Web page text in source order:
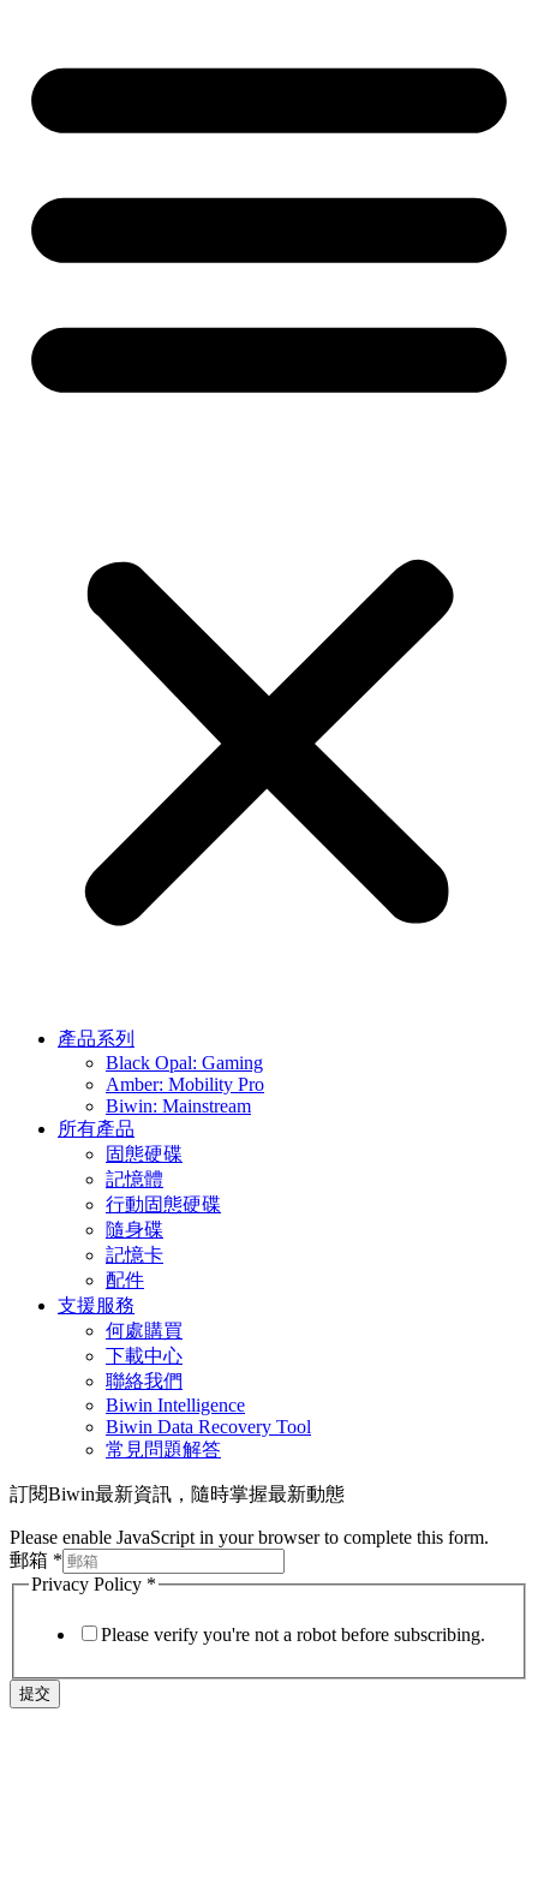
產品系列
Black Opal: Gaming
Amber: Mobility Pro
Biwin: Mainstream
所有產品
固態硬碟
記憶體
行動固態硬碟
隨身碟
記憶卡
配件
支援服務
何處購買
下載中心
聯絡我們
Biwin Intelligence
Biwin Data Recovery Tool
常見問題解答
訂閱Biwin最新資訊，隨時掌握最新動態
Please enable JavaScript in your browser to complete this form.
郵箱 *
Privacy Policy *
Please verify you're not a robot before subscribing.
提交